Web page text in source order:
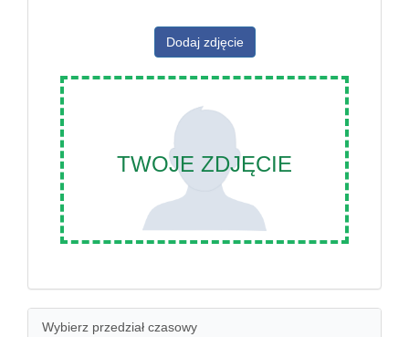
Dodaj zdjęcie
TWOJE ZDJĘCIE
Wybierz przedział czasowy